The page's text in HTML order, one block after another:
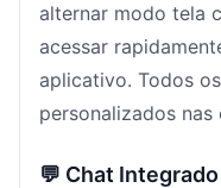
alternar modo tela
acessar
aplicativo. Todos
personalizados
💬 Chat